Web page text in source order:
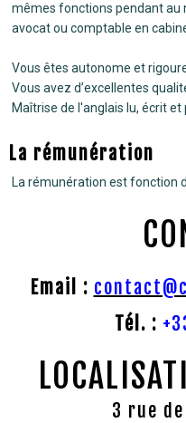
mêmes fonctions pendant au
avocat ou comptable en
Vous êtes autonome et
Vous avez d’excellentes
Maîtrise de l'anglais lu, écrit et
La rémunération
La rémunération est fonction
Email :
Tél. :
3 rue de